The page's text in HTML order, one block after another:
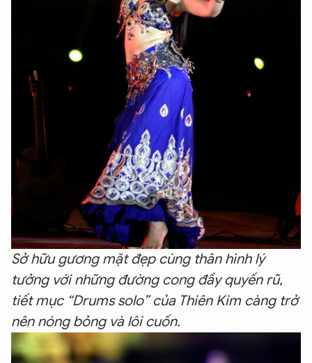
Sở hữu gương mặt đẹp cùng thân hình lý
tưởng với những đường cong đầy quyến rũ,
tiết mục “Drums solo” của Thiên Kim càng trở
nên nóng bỏng và lôi cuốn.